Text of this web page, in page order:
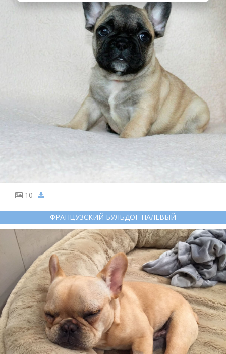
10
ФРАНЦУЗСКИЙ БУЛЬДОГ ПАЛЕВЫЙ